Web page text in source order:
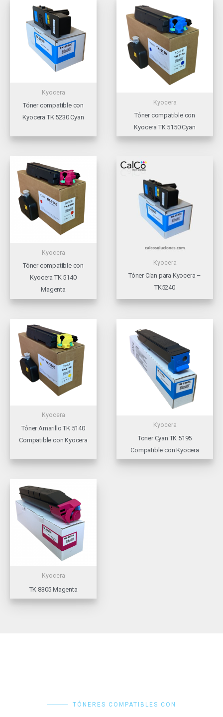
Kyocera
Tóner compatible con
Kyocera TK 5230 Cyan
Kyocera
Tóner compatible con
Kyocera TK 5150 Cyan
Kyocera
Tóner compatible con
Kyocera TK 5140
Magenta
Kyocera
Tóner Cian para Kyocera –
TK5240
Kyocera
Tóner Amarillo TK 5140
Compatible con Kyocera
Kyocera
Toner Cyan TK 5195
Compatible con Kyocera
Kyocera
TK 8305 Magenta
TÓNERES COMPATIBLES CON